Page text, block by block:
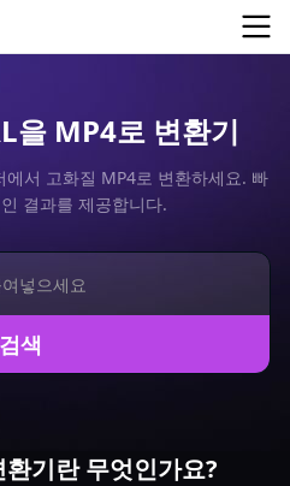
을 MP4로 변환기
서 고화질 MP4로 변환하세요. 빠
결과를 제공합니다.
검색
기란 무엇인가요?